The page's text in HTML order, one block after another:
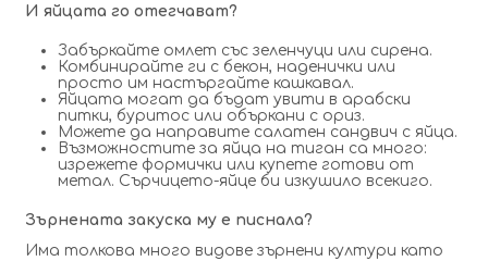
И яйцата го отегчават?
Забъркайте омлет със зеленчуци или сирена.
Комбинирайте ги с бекон, наденички или
просто им настъргайте кашкавал.
Яйцата могат да бъдат увити в арабски
питки, буритос или объркани с ориз.
Можете да направите салатен сандвич с яйца.
Възможностите за яйца на тиган са много:
изрежете формички или купете готови от
метал. Сърчицето-яйце би изкушило всекиго.
Зърнената закуска му е писнала?
Има толкова много видове зърнени култури като